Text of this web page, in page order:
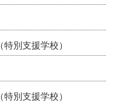
別支援学校）
別支援学校）